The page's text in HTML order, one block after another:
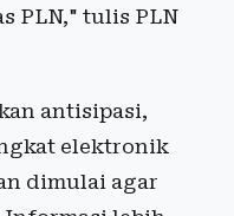
PLN," tulis PLN
antisipasi,
elektronik
dimulai agar